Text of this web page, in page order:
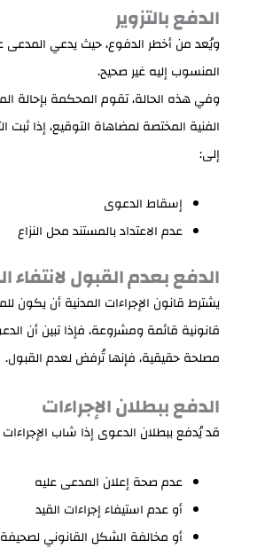
الدفع بالتزوير
ويُعد من أخطر الدفوع، حيث يدعي المدعى
المنسوب إليه غير صحيح.
وفي هذه الحالة، تقوم المحكمة بإحالة
الفنية المختصة لمضاهاة التوقيع، إذا ثبت
إلى:
إسقاط الدعوى
عدم الاعتداد بالمستند محل النزاع
الدفع بعدم القبول لانتفاء
يشترط قانون الإجراءات المدنية أن يكون
قانونية قائمة ومشروعة، فإذا تبين أن
مصلحة حقيقية، فإنها تُرفض لعدم القبول.
الدفع ببطلان الإجراءات
قد يُدفع ببطلان الدعوى إذا شاب
عدم صحة إعلان المدعى عليه
أو عدم استيفاء إجراءات القيد
أو مخالفة الشكل القانوني